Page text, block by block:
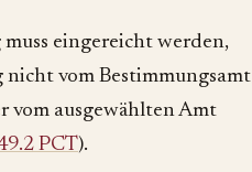
eingereicht werden,
vom Bestimmungsamt
vom ausgewählten Amt
PCT).